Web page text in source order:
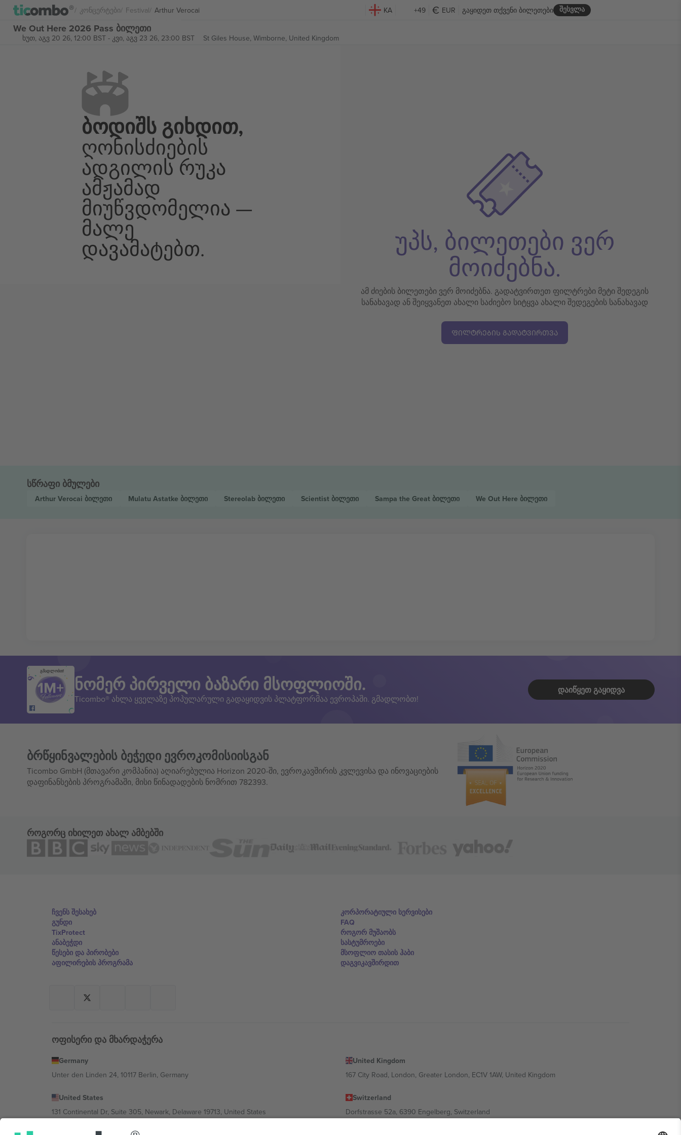
Კონცერტები Festival Arthur Verocai KA +49 EUR შესვლა
გაყიდეთ თქვენი ბილეთები
We Out Here 2026 Pass ბილეთი
ხუთ, აგვ 20 26, 12:00 BST- კვი, აგვ 23 26, 23:00 BST St Giles House, Wimborne, United Kingdom
Ბოდიშს Გიხდით,
Ღონისძიების
Ადგილის Რუკა
Ამჟამად
Მიუწვდომელია —
Მალე
Დავამატებთ. უპს, ბილეთები ვერ
მოიძებნა.
ამ ძიების ბილეთები ვერ მოიძებნა. გადატვირთეთ ფილტრები მეტი შედეგის
სანახავად ან შეიყვანეთ ახალი საძიებო სიტყვა ახალი შედეგების სანახავად
ᲤᲘᲚᲢᲠᲔᲑᲘᲡ ᲒᲐᲓᲐᲢᲕᲘᲠᲗᲕᲐ
სწრაფი ბმულები
Arthur Verocai ბილეთი Mulatu Astatke ბილეთი Stereolab ბილეთი Scientist ბილეთი Sampa the Great ბილეთი We Out Here ბილეთი
გმადლობთ!
ნომერ პირველი ბაზარი მსოფლიოში.
Ticombo® ახლა ყველაზე პოპულარული გადაყიდვის პლატფორმაა ევროპაში. გმადლობთ!
ᲓᲐᲘᲬᲧᲔᲗ ᲒᲐᲧᲘᲓᲕᲐ
ბრწყინვალების ბეჭედი ევროკომისიისგან
Ticombo GmbH (მთავარი კომპანია) აღიარებულია Horizon 2020-ში, ევროკავშირის კვლევისა და ინოვაციების
დაფინანსების პროგრამაში, მისი წინადადების ნომრით 782393.
როგორც იხილეთ ახალ ამბებში
ჩვენს შესახებ
გუნდი
TixProtect
ანაბეჭდი
წესები და პირობები
აფილირების პროგრამა
კორპორატიული სერვისები
FAQ
როგორ მუშაობს
სასტუმროები
მსოფლიო თასის ჰაბი
დაგვიკავშირდით
ოფისერი და მხარდაჭერა
Germany
Unter den Linden 24, 10117 Berlin, Germany
United Kingdom
167 City Road, London, Greater London, EC1V 1AW, United Kingdom
United States
131 Continental Dr, Suite 305, Newark, Delaware 19713, United States
Switzerland
Dorfstrasse 52a, 6390 Engelberg, Switzerland